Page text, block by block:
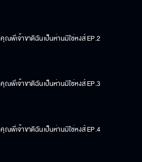
คุณพี่เจ้าขาดิฉันเป็นห่านมิใช่หงส์ EP.2
คุณพี่เจ้าขาดิฉันเป็นห่านมิใช่หงส์ EP.3
คุณพี่เจ้าขาดิฉันเป็นห่านมิใช่หงส์ EP.4